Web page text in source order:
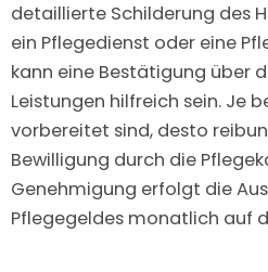
detaillierte Schilderung des
ein Pflegedienst oder eine
kann eine Bestätigung über
Leistungen hilfreich sein. Je
vorbereitet sind, desto
Bewilligung durch die
Genehmigung erfolgt die
Pflegegeldes monatlich auf